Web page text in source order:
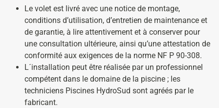
Le volet est livré avec une notice de montage,
conditions d’utilisation, d’entretien de maintenance et
de garantie, à lire attentivement et à conserver pour
une consultation ultérieure, ainsi qu’une attestation de
conformité aux exigences de la norme NF P 90-308.
L´installation peut être réalisée par un professionnel
compétent dans le domaine de la piscine ; les
techniciens Piscines HydroSud sont agréés par le
fabricant.